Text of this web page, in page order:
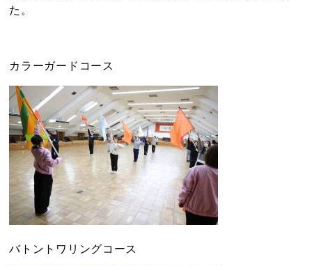
た。
カラーガードコース
バトントワリングコース